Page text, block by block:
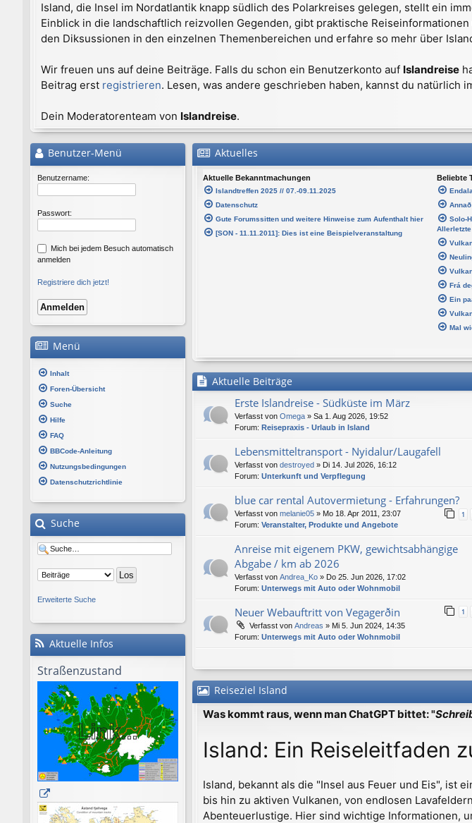
Island, die Insel im Nordatlantik knapp südlich des Polarkreises gelegen, stellt ein
Einblick in die landschaftlich reizvollen Gegenden, gibt praktische
den Diksussionen in den einzelnen Themenbereichen und erfahre so mehr über
Wir freuen uns auf deine Beiträge. Falls du schon ein Benutzerkonto auf Islandreise
Beitrag erst registrieren. Lesen, was andere geschrieben haben, kannst du natürlich
Dein Moderatorenteam von Islandreise.
Aktuelles
Aktuelle Bekanntmachungen Beliebte
Islandtreffen 2025 // 07.-09.11.2025
Datenschutz
Gute Forumssitten und weitere Hinweise zum Aufenthalt hier
[SON - 11.11.2011]: Dies ist eine Beispielveranstaltung
Solo-
Allerletzte
Frá
Ein
Mal
Aktuelle Beiträge
Erste Islandreise - Südküste im März
Verfasst von Omega » Sa 1. Aug 2026, 19:52
Forum: Reisepraxis - Urlaub in Island
Lebensmitteltransport - Nyidalur/Laugafell
Verfasst von destroyed » Di 14. Jul 2026, 16:12
Forum: Unterkunft und Verpflegung
blue car rental Autovermietung - Erfahrungen?
1
Verfasst von melanie05 » Mo 18. Apr 2011, 23:07
Forum: Veranstalter, Produkte und Angebote
Anreise mit eigenem PKW, gewichtsabhängige
Abgabe / km ab 2026
Verfasst von Andrea_Ko » Do 25. Jun 2026, 17:02
Forum: Unterwegs mit Auto oder Wohnmobil
Neuer Webauftritt von Vegagerðin 1
Verfasst von Andreas » Mi 5. Jun 2024, 14:35
Forum: Unterwegs mit Auto oder Wohnmobil
Reiseziel Island
Was kommt raus, wenn man ChatGPT bittet: "
Island: Ein Reiseleitfaden
Island, bekannt als die "Insel aus Feuer und Eis", ist
bis hin zu aktiven Vulkanen, von endlosen
Abenteuerlustige. Hier sind wichtige Informationen,
Benutzer-Menü
Benutzername:
Passwort:
Mich bei jedem Besuch automatisch
anmelden
Registriere dich jetzt!
Menü
Inhalt
Foren-Übersicht
Suche
Hilfe
FAQ
BBCode-Anleitung
Nutzungsbedingungen
Datenschutzrichtlinie
Suche
Erweiterte Suche
Aktuelle Infos
Straßenzustand